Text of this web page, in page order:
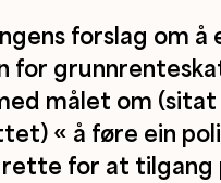
forslag om å
for
målet om
« å føre ein
for at tilgang